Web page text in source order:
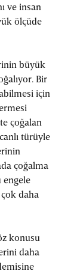
ve insan
ölçüde
büyük
Bir
için
çoğalan
türüyle
çoğalma
engele
çok daha
konusu
daha